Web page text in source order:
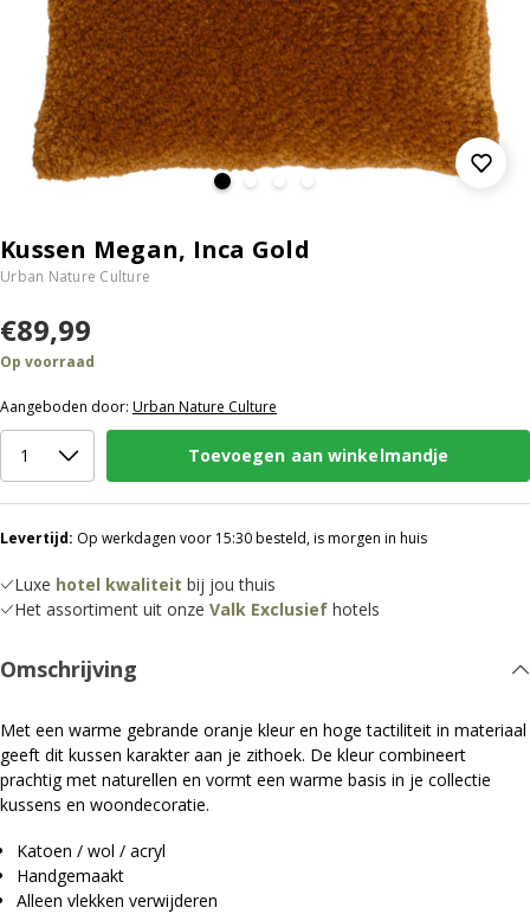
Kussen Megan, Inca Gold
Urban Nature Culture
€89,99
Op voorraad
Aangeboden door: Urban Nature Culture
Toevoegen aan winkelmandje
Levertijd: Op werkdagen voor 15:30 besteld, is morgen in huis
Luxe hotel kwaliteit bij jou thuis
Het assortiment uit onze Valk Exclusief hotels
Omschrijving
Met een warme gebrande oranje kleur en hoge tactiliteit in materiaal
geeft dit kussen karakter aan je zithoek. De kleur combineert
prachtig met naturellen en vormt een warme basis in je collectie
kussens en woondecoratie.
Katoen / wol / acryl
Handgemaakt
Alleen vlekken verwijderen